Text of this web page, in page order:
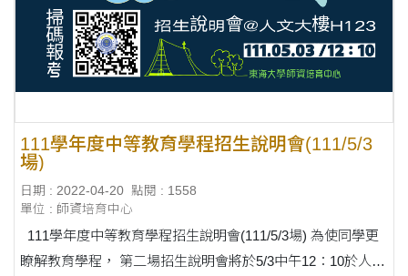
111學年度中等教育學程招生說明會(111/5/3
場)
日期 : 2022-04-20 點閱 : 1558
單位 : 師資培育中心
瞭解教育學程， 第二場招生說明會將於5/3中午12：10於人文